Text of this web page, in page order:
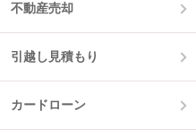
不動産売却
引越し見積もり
カードローン